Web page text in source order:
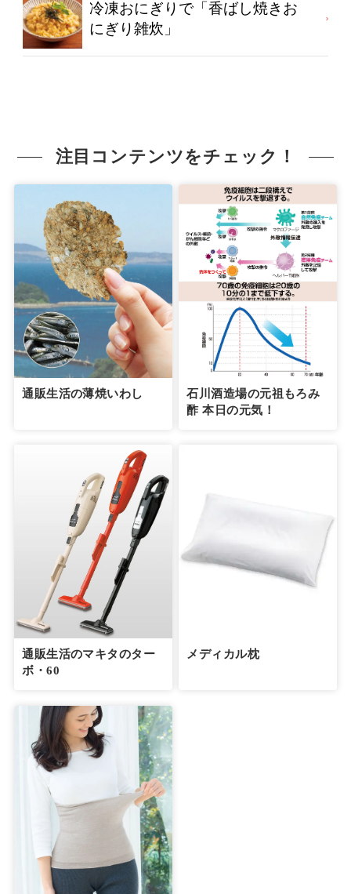
冷凍おにぎりで「香ばし焼きお
にぎり雑炊」
注目コンテンツをチェック！
通販生活の薄焼いわし
石川酒造場の元祖もろみ
酢 本日の元気！
通販生活のマキタのター
ボ・60
メディカル枕